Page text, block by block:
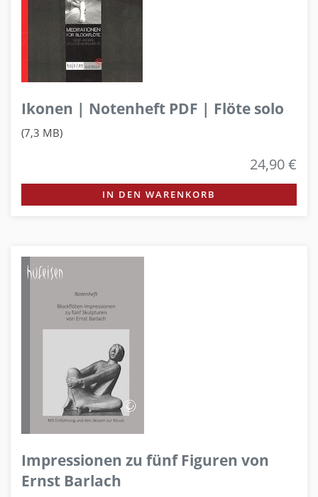
Ikonen | Notenheft PDF | Flöte solo
(7,3 MB)
24,90 €
IN DEN WARENKORB
Impressionen zu fünf Figuren von
Ernst Barlach